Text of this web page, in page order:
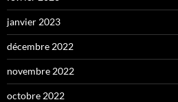
janvier 2023
décembre 2022
novembre 2022
octobre 2022